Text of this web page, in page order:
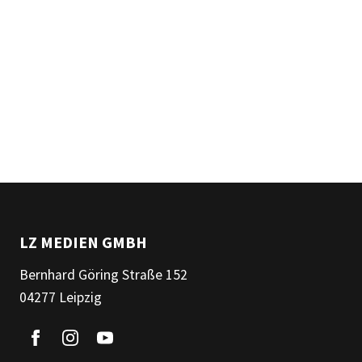
LZ MEDIEN GMBH
Bernhard Göring Straße 152
04277 Leipzig